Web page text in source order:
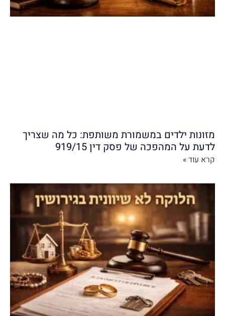
מזונות ילדים במשמורת משותפת: כל מה שצריך
לדעת על המהפכה של פסק דין 919/15
קרא עוד »